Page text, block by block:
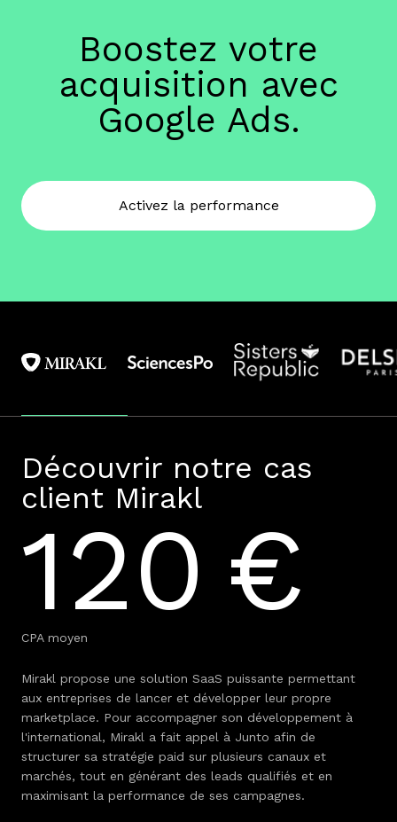
Boostez votre
acquisition avec
Google Ads.
Activez la performance
Découvrir notre cas
client Mirakl
120 €
CPA moyen
Mirakl propose une solution SaaS puissante permettant
aux entreprises de lancer et développer leur propre
marketplace. Pour accompagner son développement à
l'international, Mirakl a fait appel à Junto afin de
structurer sa stratégie paid sur plusieurs canaux et
marchés, tout en générant des leads qualifiés et en
maximisant la performance de ses campagnes.